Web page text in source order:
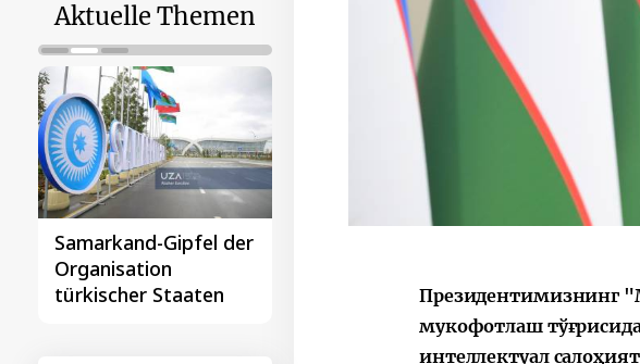
Aktuelle Themen
Samarkand-Gipfel der
Organisation
türkischer Staaten
Zentralasien-ChinaПрезидентимизнинг
мукофотлаш
интеллектуал